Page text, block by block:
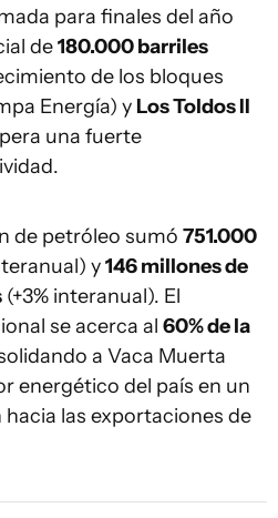
para finales del año
de180.000 barriles
de los bloques
Energía) y Los Toldos II
una fuerte
de petróleo sumó 751.000
y146 millones de
(+3% interanual). El
se acerca al 60% de la
a Vaca Muerta
energético del país en un
las exportaciones de